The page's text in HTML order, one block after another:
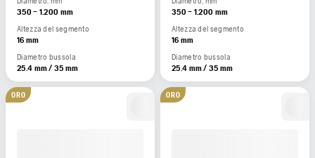
350 – 1.200 mm
Altezza del segmento
16 mm
Diametro bussola
25.4 mm / 35 mm
350 – 1.200 mm
Altezza del segmento
16 mm
Diametro bussola
25.4 mm / 35 mm
ORO ORO